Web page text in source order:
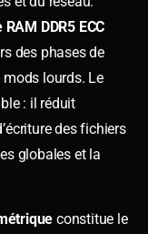
DDR5 ECC
des phases de
lourds. Le
: il réduit
des fichiers
globales et la
constitue le